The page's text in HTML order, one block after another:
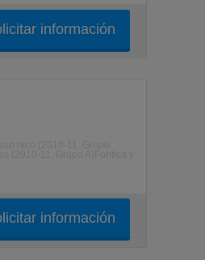
información
información